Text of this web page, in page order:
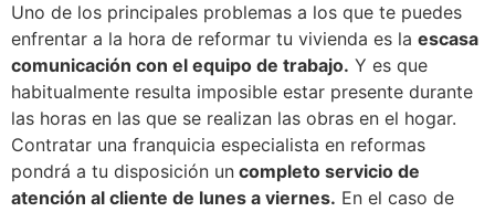
Uno de los principales problemas a los que te puedes
enfrentar a la hora de reformar tu vivienda es la escasa
comunicación con el equipo de trabajo. Y es que
habitualmente resulta imposible estar presente durante
las horas en las que se realizan las obras en el hogar.
Contratar una franquicia especialista en reformas
pondrá a tu disposición un completo servicio de
atención al cliente de lunes a viernes. En el caso de